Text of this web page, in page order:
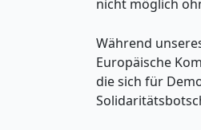
nicht möglich
Während
Europäische
die sich für